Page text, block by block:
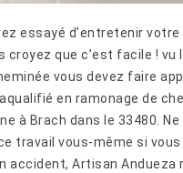
essayé d’entretenir votre
croyez que c’est facile ! vu
vous devez faire
en ramonage de
à Brach dans le 33480.
travail vous-même si vous
accident, Artisan Andueza